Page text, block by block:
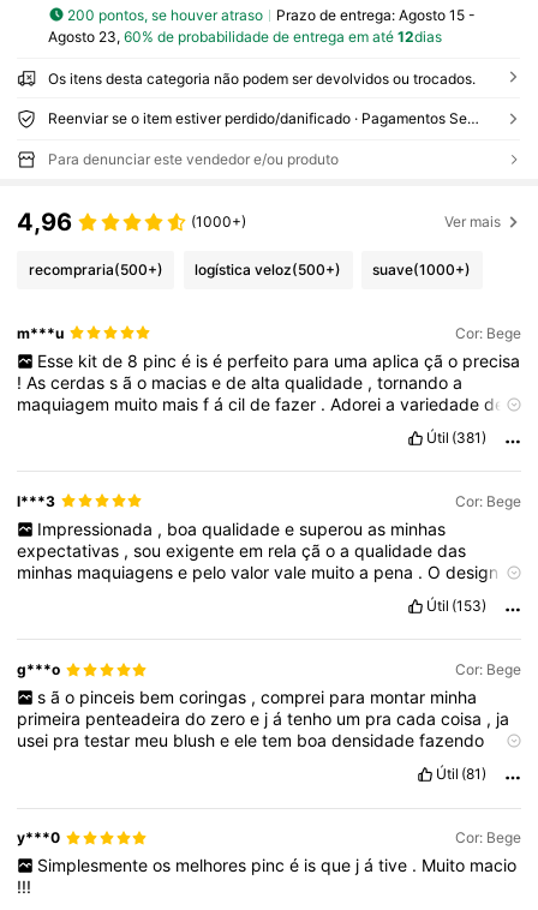
200 pontos, se houver atraso Prazo de entrega: Agosto 15 -
Agosto 23, 60% de probabilidade de entrega em até 12dias
Os itens desta categoria não podem ser devolvidos ou trocados.
Reenviar se o item estiver perdido/danificado · Pagamentos Seguros · Proteção de privacidade
Para denunciar este vendedor e/ou produto
4,96 (1000+) Ver mais
recompraria(500+) logística veloz(500+) suave(1000+)
m***u Cor: Bege
Esse kit de 8 pinc é is é perfeito para uma aplica çã o precisa
!Ascerdassão maciasedealtaqualidade ,tornandoa
maquiagem muito maisfácildefazer .Adoreiavariedadede
ideais
criarlooks
profissionaiscomfacilidade.Recomendomuitoestekit,éum
verdadeiro
achado
Útil (381)
l***3 Cor: Bege
Impressionada , boa qualidade e superou as minhas
expectativas ,souexigenteem relaçãoaqualidadedas
minhas maquiagense pelovalorvale muitoa pena .Odesign é
soltar
aiparame
ajudar)
Útil (153)
g***o Cor: Bege
s ã o pinceis bem coringas , comprei para montar minha
primeira penteadeirado zeroe játenho um pracadacoisa , ja
usei pratestar meu blusheeletem boadensidadefazendo
Útil (81)
y***0 Cor: Bege
Simplesmente os melhores pinc é is que j á tive . Muito macio
!!!